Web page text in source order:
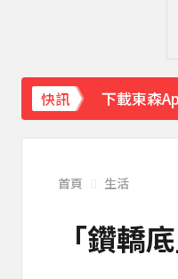
快訊
下載東森
八點檔女
首頁 生活
「鑽轎